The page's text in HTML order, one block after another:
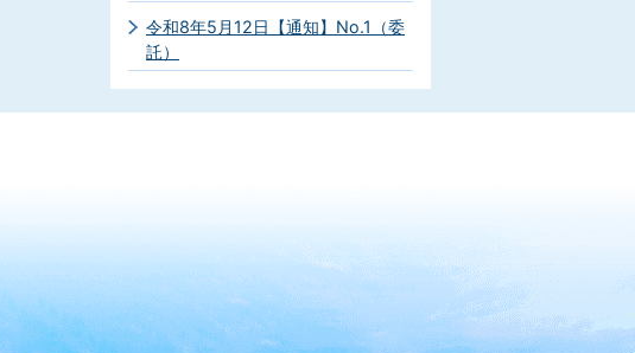
令和8年5月12日【通知】No.1（委
託）